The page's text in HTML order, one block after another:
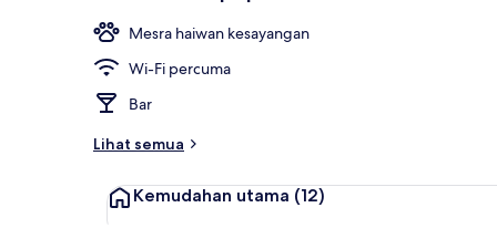
Mesra haiwan kesayangan
Wi-Fi percuma
Bar
Lihat semua
Kemudahan utama (12)